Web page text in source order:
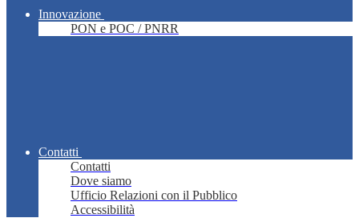
Innovazione
PON e POC / PNRR
Contatti
Contatti
Dove siamo
Ufficio Relazioni con il Pubblico
Accessibilità